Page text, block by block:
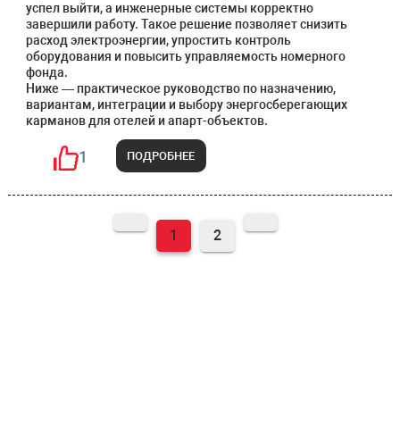
успел выйти, а инженерные системы корректно
завершили работу. Такое решение позволяет снизить
расход электроэнергии, упростить контроль
оборудования и повысить управляемость номерного
фонда.
Ниже — практическое руководство по назначению,
вариантам, интеграции и выбору энергосберегающих
карманов для отелей и апарт-объектов.
ПОДРОБНЕЕ
1
1 2